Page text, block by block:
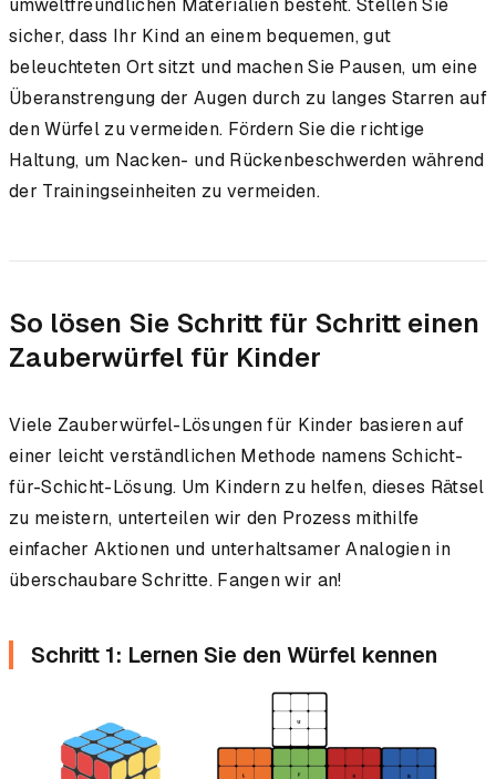
sicher, dass Ihr Kind an einem bequemen, gut
beleuchteten Ort sitzt und machen Sie Pausen, um eine
Überanstrengung der Augen durch zu langes Starren auf
den Würfel zu vermeiden. Fördern Sie die richtige
Haltung, um Nacken- und Rückenbeschwerden während
der Trainingseinheiten zu vermeiden.
So lösen Sie Schritt für Schritt einen
Zauberwürfel für Kinder
Viele Zauberwürfel-Lösungen für Kinder basieren auf
einer leicht verständlichen Methode namens Schicht-
für-Schicht-Lösung. Um Kindern zu helfen, dieses Rätsel
zu meistern, unterteilen wir den Prozess mithilfe
einfacher Aktionen und unterhaltsamer Analogien in
überschaubare Schritte. Fangen wir an!
Schritt 1: Lernen Sie den Würfel kennen